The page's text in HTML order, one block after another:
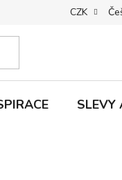
REKLAMACE |
CZK
SLEVY